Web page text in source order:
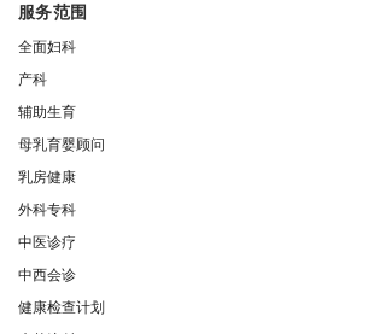
服务范围
全面妇科
产科
辅助生育
母乳育婴顾问
乳房健康
外科专科
中医诊疗
中西会诊
健康检查计划